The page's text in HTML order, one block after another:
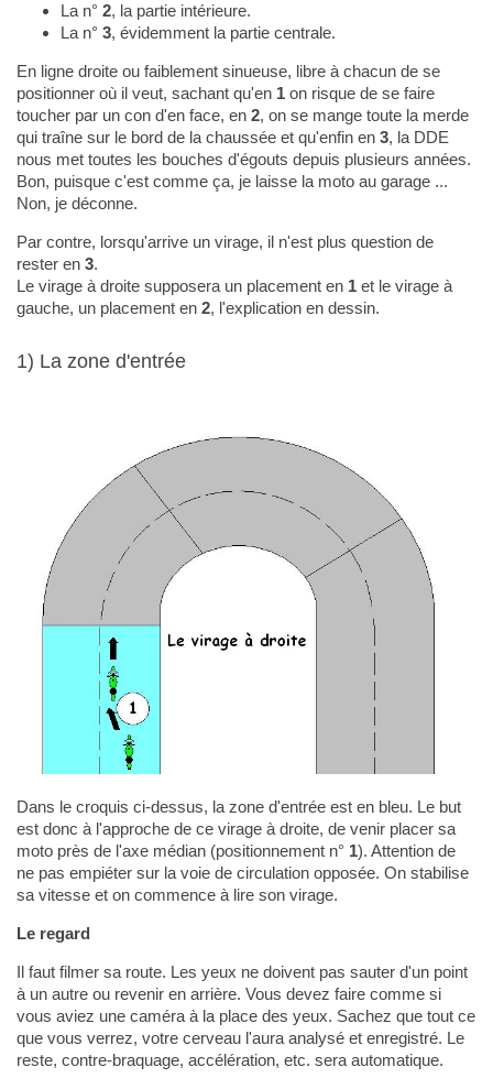
La n° 2, la partie intérieure.
La n° 3, évidemment la partie centrale.
En ligne droite ou faiblement sinueuse, libre à chacun de se
positionner où il veut, sachant qu'en 1on risque de se faire
toucher par un con d'en face, en 2, on se mange toute la merde
qui traîne sur le bord de la chaussée et qu'enfin en3, la DDE
nous met toutes les bouches d'égouts depuis plusieurs années.
Bon, puisque c'est comme ça, je laisse la moto au garage ...
Non, je déconne.
Par contre, lorsqu'arrive un virage, il n'est plus question de
rester en 3.
Le virage à droite supposera un placement en 1et le virage à
gauche, un placement en 2, l'explication en dessin.
1) La zone d'entrée
Dans le croquis ci-dessus, la zone d'entrée est en bleu. Le but
est donc à l'approche de ce virage à droite, de venir placer sa
moto près de l'axe médian (positionnement n° 1). Attention de
ne pas empiéter sur la voie de circulation opposée. On stabilise
sa vitesse et on commence à lire son virage.
Le regard
Il faut filmer sa route. Les yeux ne doivent pas sauter d'un point
à un autre ou revenir en arrière. Vous devez faire comme si
vous aviez une caméra à la place des yeux. Sachez que tout ce
que vous verrez, votre cerveau l'aura analysé et enregistré. Le
reste, contre-braquage, accélération, etc. sera automatique.